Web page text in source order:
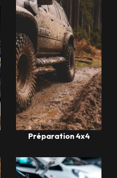
Préparation 4x4